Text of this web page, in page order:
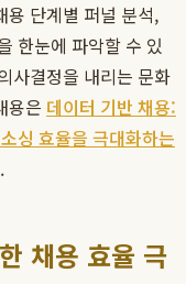
용 단계별 퍼널 분석,
한눈에 파악할 수 있
사결정을 내리는 문화
용은 데이터 기반 채용:
싱 효율을 극대화하는
채용 효율 극